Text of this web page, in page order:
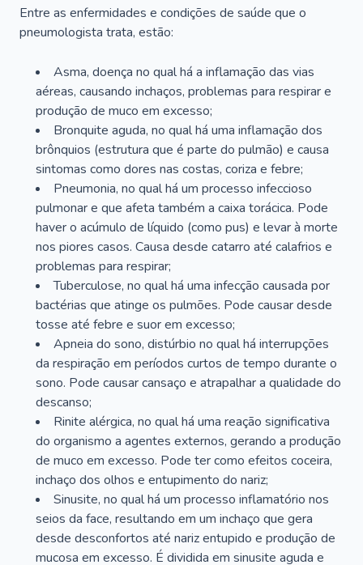
Entre as enfermidades e condições de saúde que o
pneumologista trata, estão:
Asma, doença no qual há a inflamação das vias
aéreas, causando inchaços, problemas para respirar e
produção de muco em excesso;
Bronquite aguda, no qual há uma inflamação dos
brônquios (estrutura que é parte do pulmão) e causa
sintomas como dores nas costas, coriza e febre;
Pneumonia, no qual há um processo infeccioso
pulmonar e que afeta também a caixa torácica. Pode
haver o acúmulo de líquido (como pus) e levar à morte
nos piores casos. Causa desde catarro até calafrios e
problemas para respirar;
Tuberculose, no qual há uma infecção causada por
bactérias que atinge os pulmões. Pode causar desde
tosse até febre e suor em excesso;
Apneia do sono, distúrbio no qual há interrupções
da respiração em períodos curtos de tempo durante o
sono. Pode causar cansaço e atrapalhar a qualidade do
descanso;
Rinite alérgica, no qual há uma reação significativa
do organismo a agentes externos, gerando a produção
de muco em excesso. Pode ter como efeitos coceira,
inchaço dos olhos e entupimento do nariz;
Sinusite, no qual há um processo inflamatório nos
seios da face, resultando em um inchaço que gera
desde desconfortos até nariz entupido e produção de
mucosa em excesso. É dividida em sinusite aguda e